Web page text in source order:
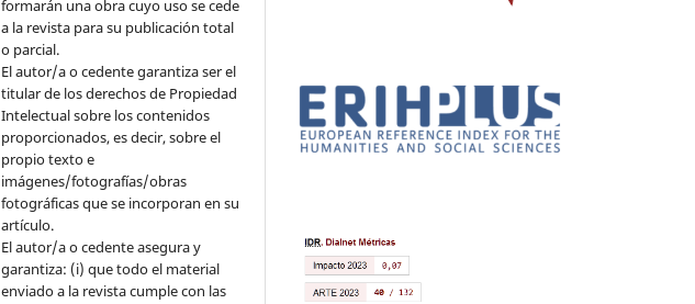
formarán una obra cuyo uso se cede
a la revista para su publicación total
o parcial.
El autor/a o cedente garantiza ser el
titular de los derechos de Propiedad
Intelectual sobre los contenidos
proporcionados, es decir, sobre el
propio texto e
imágenes/fotografías/obras
fotográficas que se incorporan en su
artículo.
El autor/a o cedente asegura y
garantiza: (i) que todo el material
enviado a la revista cumple con las